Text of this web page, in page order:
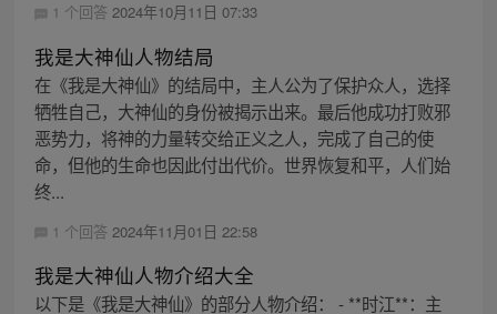
1 个回答 2024年10月11日 07:33
我是大神仙人物结局
在《我是大神仙》的结局中，主人公为了保护众人，选择
牺牲自己，大神仙的身份被揭示出来。最后他成功打败邪
恶势力，将神的力量转交给正义之人，完成了自己的使
命，但他的生命也因此付出代价。世界恢复和平，人们始
终...
1 个回答 2024年11月01日 22:58
我是大神仙人物介绍大全
以下是《我是大神仙》的部分人物介绍： - **时江**：主